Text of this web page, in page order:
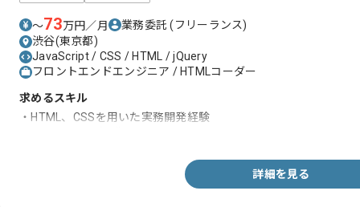
〜73万円／月 業務委託(フリーランス)
渋谷(東京都)
JavaScript / CSS / HTML / jQuery
フロントエンドエンジニア / HTMLコーダー
求めるスキル
・HTML、CSSを用いた実務開発経験
詳細を見る